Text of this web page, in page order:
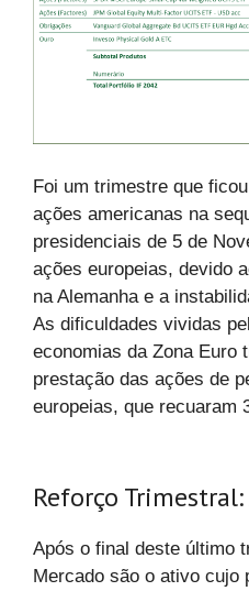
Foi um trimestre que
ações americanas na
presidenciais de 5 de
ações europeias, devido
na Alemanha e a
As dificuldades vividas
economias da Zona Euro
prestação das ações de
europeias, que recuaram
Reforço
Após o final deste último
Mercado são o ativo cujo